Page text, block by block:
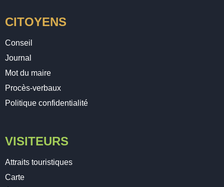
CITOYENS
Conseil
Journal
Mot du maire
Procès-verbaux
Politique confidentialité
VISITEURS
Attraits touristiques
Carte